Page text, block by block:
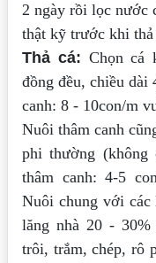
2 ngày rồi lọc nước
thật kỹ trước khi thả
Thả cá: Chọn cá
đồng đều, chiều
canh: 8 - 10con/m
Nuôi thâm canh
phi thường
thâm canh: 4-5
Nuôi chung với các
lăng nhà 20 - 30%
trôi, trắm, chép, rô